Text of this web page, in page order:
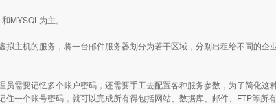
MYSQL为主。
主机的服务，将一台邮件服务器划分为若干区域，分别出租给不同的企
需要记忆多个账户密码，还需要手工去配置各种服务参数，为了简化这
一个账号密码，就可以完成所有得包括网站、数据库、邮件、FTP等所